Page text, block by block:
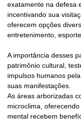
exatamente na defesa
incentivando sua
oferecem opções
entretenimento,
A importância desses
patrimônio cultural,
impulsos humanos
suas manifestações.
As áreas arborizadas
microclima,
mental recebem